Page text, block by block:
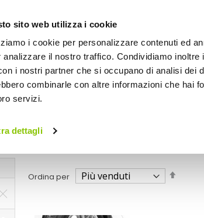
sito web utilizza i cookie
i cookie per personalizzare contenuti ed
analizzare il nostro traffico. Condividiamo
i nostri partner che si occupano di analisi dei
combinarle con altre informazioni che hai
servizi.
dettagli
OUTDOOR
Ordina per